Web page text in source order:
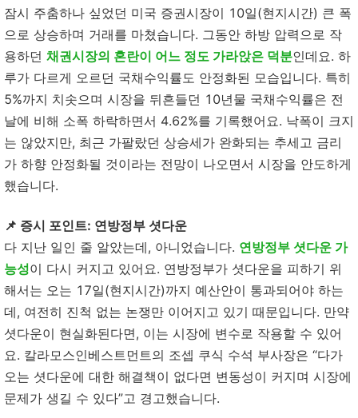
잠시 주춤하나 싶었던 미국 증권시장이 10일(현지시간) 큰 폭
으로 상승하며 거래를 마쳤습니다. 그동안 하방 압력으로 작
용하던 채권시장의 혼란이 어느 정도 가라앉은 덕분인데요. 하
루가 다르게 오르던 국채수익률도 안정화된 모습입니다. 특히
5%까지 치솟으며 시장을 뒤흔들던 10년물 국채수익률은 전
날에 비해 소폭 하락하면서 4.62%를 기록했어요. 낙폭이 크지
는 않았지만, 최근 가팔랐던 상승세가 완화되는 추세고 금리
가 하향 안정화될 것이라는 전망이 나오면서 시장을 안도하게
했습니다.
📌 증시 포인트: 연방정부 셧다운
다 지난 일인 줄 알았는데, 아니었습니다. 연방정부 셧다운 가
능성이 다시 커지고 있어요. 연방정부가 셧다운을 피하기 위
해서는 오는 17일(현지시간)까지 예산안이 통과되어야 하는
데, 여전히 진척 없는 논쟁만 이어지고 있기 때문입니다. 만약
셧다운이 현실화된다면, 이는 시장에 변수로 작용할 수 있어
요. 칼라모스인베스트먼트의 조셉 쿠식 수석 부사장은 “다가
오는 셧다운에 대한 해결책이 없다면 변동성이 커지며 시장에
문제가 생길 수 있다”고 경고했습니다.